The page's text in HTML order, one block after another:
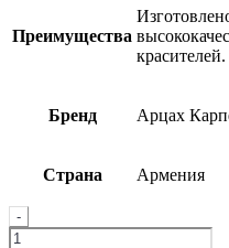
Преимущества
Бренд Арцах
Страна Армения
Quantity
-